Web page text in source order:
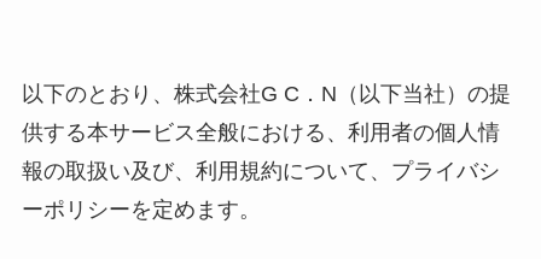
以下のとおり、株式会社G C．N（以下当社）の提
供する本サービス全般における、利用者の個人情
報の取扱い及び、利用規約について、プライバシ
ーポリシーを定めます。